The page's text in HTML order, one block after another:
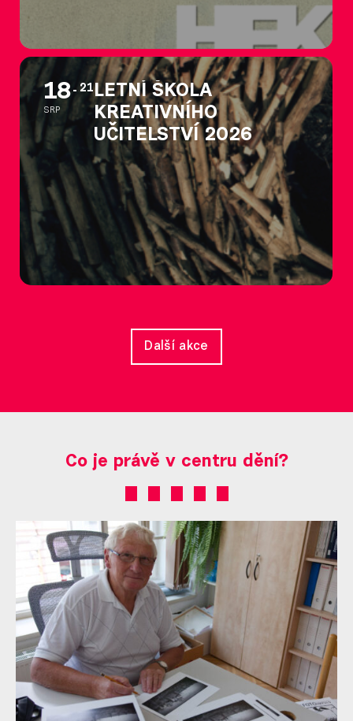
18
SRP
21LETNÍ ŠKOLA
KREATIVNÍHO
UČITELSTVÍ 2026
Další akce
Co je právě v centru dění?